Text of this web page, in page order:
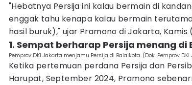
"Hebatnya Persija ini kalau bermain di
enggak tahu kenapa kalau bermain
hasil buruk)," ujar Pramono di Jakarta, Kamis
1. Sempat berharap Persija menang di
Pemprov DKI Jakarta menjamu Persija di Balaikota. (Dok. Pemprov
Ketika pertemuan perdana Persija dan
Harupat, September 2024, Pramono